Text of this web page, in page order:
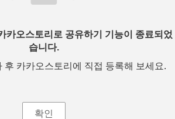
카오스토리로 공유하기 기능이 종료되었
습니다.
후 카카오스토리에 직접 등록해 보세요.
확인